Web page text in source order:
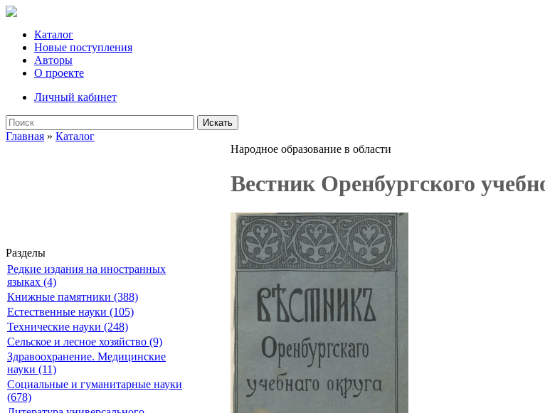
Каталог
Новые поступления
Авторы
О проекте
Личный кабинет
Искать
Главная » Каталог
Разделы
Редкие издания на иностранных
языках (4)
Книжные памятники (388)
Естественные науки (105)
Технические науки (248)
Сельское и лесное хозяйство (9)
Здравоохранение. Медицинские
науки (11)
Социальные и гуманитарные науки
(678)
Народное образование в области
Вестник Оренбургского